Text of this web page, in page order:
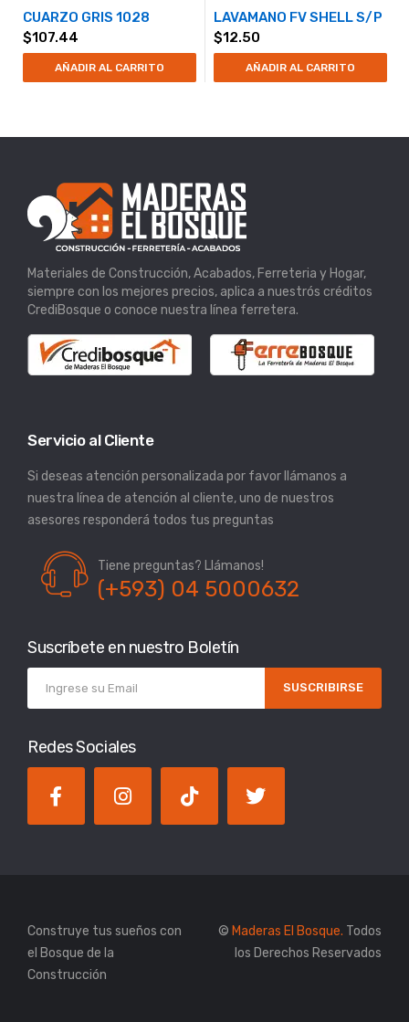
CUARZO GRIS 1028
$107.44
AÑADIR AL CARRITO
LAVAMANO FV SHELL S/P
$12.50
AÑADIR AL CARRITO
Materiales de Construcción, Acabados, Ferreteria y Hogar,
siempre con los mejores precios, aplica a nuestrós créditos
CrediBosque o conoce nuestra línea ferretera.
Servicio al Cliente
Si deseas atención personalizada por favor llámanos a
nuestra línea de atención al cliente, uno de nuestros
asesores responderá todos tus preguntas
Tiene preguntas? Llámanos!
(+593) 04 5000632
Suscríbete en nuestro Boletín
SUSCRIBIRSE
Redes Sociales
Construye tus sueños con
el Bosque de la
Construcción
© Maderas El Bosque. Todos
los Derechos Reservados